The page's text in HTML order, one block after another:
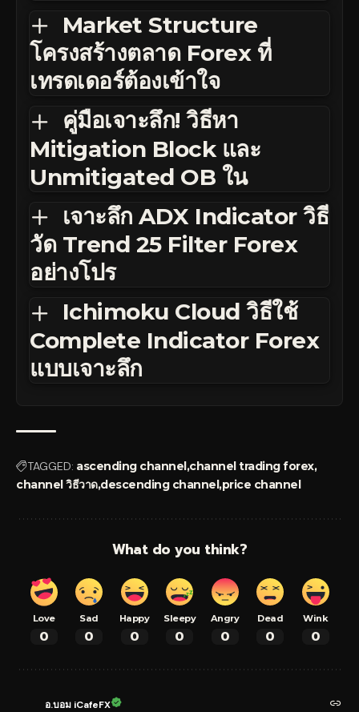
Market Structure
โครงสร้างตลาด Forex ที่
เทรดเดอร์ต้องเข้าใจ
คู่มือเจาะลึก! วิธีหา
Mitigation Block และ
Unmitigated OB ใน
เจาะลึก ADX Indicator วิธี
วัด Trend 25 Filter Forex
อย่างโปร
Ichimoku Cloud วิธีใช้
Complete Indicator Forex
แบบเจาะลึก
TAGGED: ascending channelchannel trading forex
channel วิธีวาดdescending channelprice channel
What do you think?
Love
0
Sad
0
Happy
0
Sleepy
0
Angry
0
Dead
0
Wink
0
อ.บอม iCafeFX